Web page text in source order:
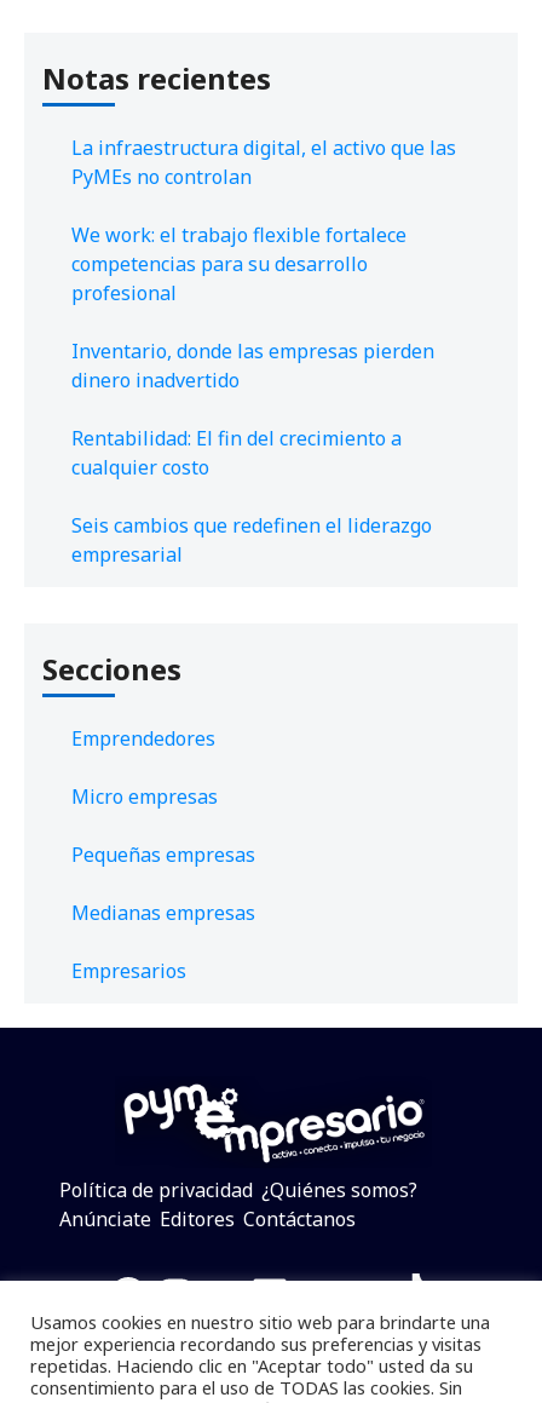
Notas recientes
La infraestructura digital, el activo que las
PyMEs no controlan
We work: el trabajo flexible fortalece
competencias para su desarrollo
profesional
Inventario, donde las empresas pierden
dinero inadvertido
Rentabilidad: El fin del crecimiento a
cualquier costo
Seis cambios que redefinen el liderazgo
empresarial
Secciones
Emprendedores
Micro empresas
Pequeñas empresas
Medianas empresas
Empresarios
Política de privacidad ¿Quiénes somos?
Anúnciate Editores Contáctanos
Facebook
Instagram
Twitter
LinkedIn
Telegram
YouTube
TikTok
Usamos cookies en nuestro sitio web para brindarte una
mejor experiencia recordando sus preferencias y visitas
repetidas. Haciendo clic en "Aceptar todo" usted da su
consentimiento para el uso de TODAS las cookies. Sin